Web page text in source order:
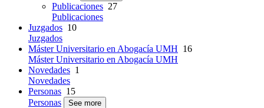
Publicaciones 27
Publicaciones
Juzgados 10
Juzgados
Máster Universitario en Abogacía UMH 16
Máster Universitario en Abogacía UMH
Novedades 1
Novedades
Personas 15
Personas
See more